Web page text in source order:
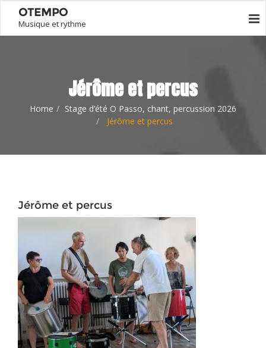
OTEMPO
Musique et rythme
Jérôme et percus
Home
Stage d’été O Passo, chant, percussion 2026
Jérôme et percus
Jérôme et percus